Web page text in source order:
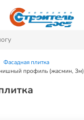
Фасадная плитка
профиль (жасмин, 3м)